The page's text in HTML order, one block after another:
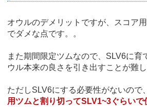
オウルのデメリットですが、スコア
でダメな点です。。
また期間限定ツムなので、SLV6に育
ウル本来の良さを引き出すことが難し
ただしSLV6にする必要性がないので、
用ツムと割り切ってSLV1~3ぐらい